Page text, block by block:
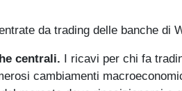
da trading delle banche di
centrali. I ricavi per chi fa
cambiamenti